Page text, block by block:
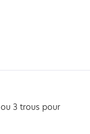
3 trous pour